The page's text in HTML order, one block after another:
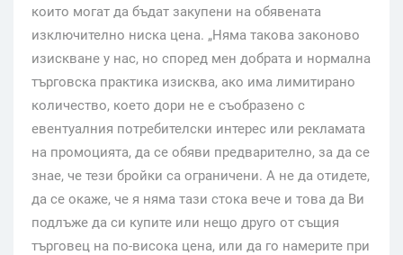
които могат да бъдат закупени на обявената
изключително ниска цена. „Няма такова законово
изискване у нас, но според мен добрата и нормална
търговска практика изисква, ако има лимитирано
количество, което дори не е съобразено с
евентуалния потребителски интерес или рекламата
на промоцията, да се обяви предварително, за да се
знае, че тези бройки са ограничени. А не да отидете,
да се окаже, че я няма тази стока вече и това да Ви
подлъже да си купите или нещо друго от същия
търговец на по-висока цена, или да го намерите при